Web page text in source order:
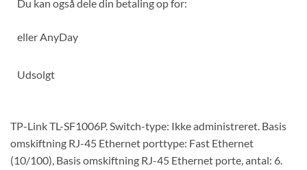
Du kan også dele din betaling op for:
eller AnyDay
Udsolgt
TP-Link TL-SF1006P. Switch-type: Ikke administreret. Basis
omskiftning RJ-45 Ethernet porttype: Fast Ethernet
(10/100), Basis omskiftning RJ-45 Ethernet porte, antal: 6.